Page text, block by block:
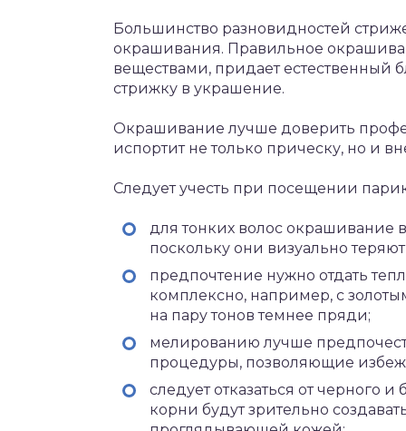
Большинство разновидностей
окрашивания. Правильное
веществами, придает естественный
стрижку в украшение.
Окрашивание лучше доверить
испортит не только прическу, но и
Следует учесть при посещении
для тонких волос окрашивание
поскольку они визуально
предпочтение нужно отдать
комплексно, например, с
на пару тонов темнее пряди;
мелированию лучше
процедуры, позволяющие
следует отказаться от черного
корни будут зрительно